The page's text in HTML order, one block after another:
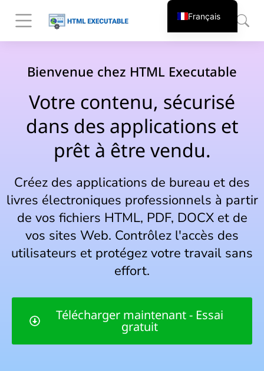
Bienvenue chez HTML Executable
Votre contenu, sécurisé
dans des applications et
prêt à être vendu.
Créez des applications de bureau et des
livres électroniques professionnels à partir
de vos fichiers HTML, PDF, DOCX et de
vos sites Web. Contrôlez l'accès des
utilisateurs et protégez votre travail sans
effort.
Télécharger maintenant - Essai
gratuit
Français